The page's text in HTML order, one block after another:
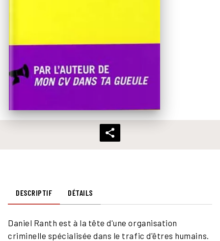
DESCRIPTIF DÉTAILS
Daniel Ranth est à la tête d'une organisation
criminelle spécialisée dans le trafic d'êtres humains.